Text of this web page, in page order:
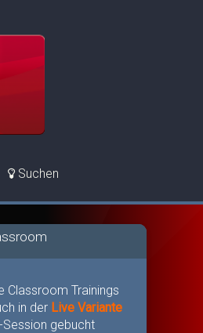
Suchen
Classroom Trainings
in der Live Variante
Session gebucht